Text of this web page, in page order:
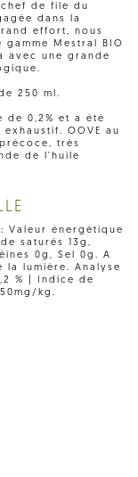
de file du
dans la
effort, nous
Mestral BIO
avec une grande
250 ml.
de 0,2% et a été
OOVE au
très
de l'huile
Valeur énergétique
saturés 13g,
0g, Sel 0g. A
lumière. Analyse
% | Indice de
kg.